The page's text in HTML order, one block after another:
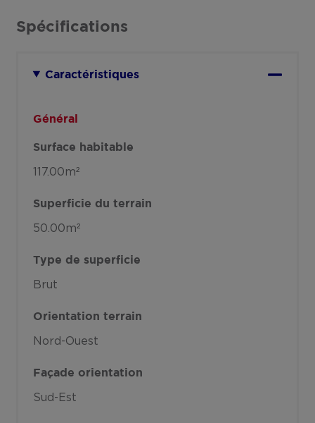
Spécifications
Caractéristiques
Général
Surface habitable
117.00m²
Superficie du terrain
50.00m²
Type de superficie
Brut
Orientation terrain
Nord-Ouest
Façade orientation
Sud-Est